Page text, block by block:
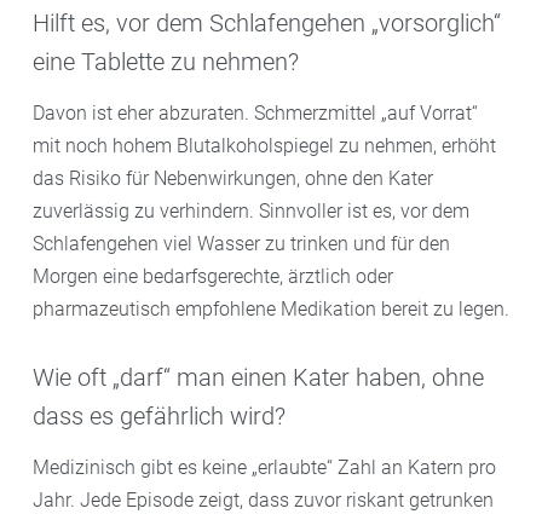
Hilft es, vor dem Schlafengehen „vorsorglich“
eine Tablette zu nehmen?
Davon ist eher abzuraten. Schmerzmittel „auf Vorrat“
mit noch hohem Blutalkoholspiegel zu nehmen, erhöht
das Risiko für Nebenwirkungen, ohne den Kater
zuverlässig zu verhindern. Sinnvoller ist es, vor dem
Schlafengehen viel Wasser zu trinken und für den
Morgen eine bedarfsgerechte, ärztlich oder
pharmazeutisch empfohlene Medikation bereit zu legen.
Wie oft „darf“ man einen Kater haben, ohne
dass es gefährlich wird?
Medizinisch gibt es keine „erlaubte“ Zahl an Katern pro
Jahr. Jede Episode zeigt, dass zuvor riskant getrunken